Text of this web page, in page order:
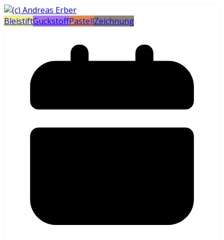
BleistiftGuckstoffPastellZeichnung